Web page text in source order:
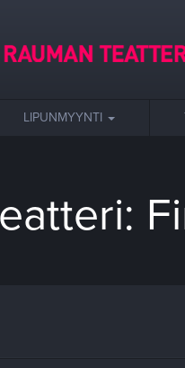
LIPUNMYYNTI